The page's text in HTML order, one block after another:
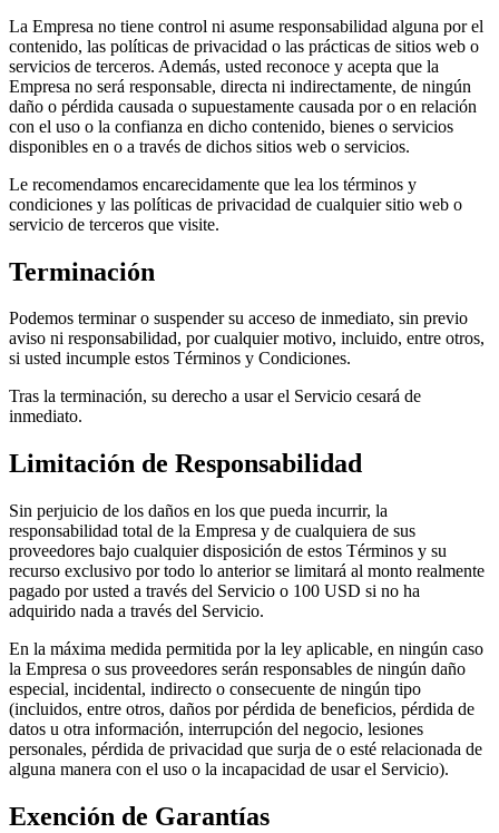
La Empresa no tiene control ni asume responsabilidad alguna por el
contenido, las políticas de privacidad o las prácticas de sitios web o
servicios de terceros. Además, usted reconoce y acepta que la
Empresa no será responsable, directa ni indirectamente, de ningún
daño o pérdida causada o supuestamente causada por o en relación
con el uso o la confianza en dicho contenido, bienes o servicios
disponibles en o a través de dichos sitios web o servicios.
Le recomendamos encarecidamente que lea los términos y
condiciones y las políticas de privacidad de cualquier sitio web o
servicio de terceros que visite.
Terminación
Podemos terminar o suspender su acceso de inmediato, sin previo
aviso ni responsabilidad, por cualquier motivo, incluido, entre otros,
si usted incumple estos Términos y Condiciones.
Tras la terminación, su derecho a usar el Servicio cesará de
inmediato.
Limitación de Responsabilidad
Sin perjuicio de los daños en los que pueda incurrir, la
responsabilidad total de la Empresa y de cualquiera de sus
proveedores bajo cualquier disposición de estos Términos y su
recurso exclusivo por todo lo anterior se limitará al monto realmente
pagado por usted a través del Servicio o 100 USD si no ha
adquirido nada a través del Servicio.
En la máxima medida permitida por la ley aplicable, en ningún caso
la Empresa o sus proveedores serán responsables de ningún daño
especial, incidental, indirecto o consecuente de ningún tipo
(incluidos, entre otros, daños por pérdida de beneficios, pérdida de
datos u otra información, interrupción del negocio, lesiones
personales, pérdida de privacidad que surja de o esté relacionada de
alguna manera con el uso o la incapacidad de usar el Servicio).
Exención de Garantías